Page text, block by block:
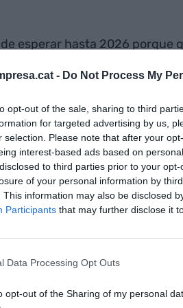
- Do Not Process My
opt-out of the sale, sharing to third
for targeted advertising by us,
selection. Please note that after your
interest-based ads based on
to third parties prior to your
of your personal information by
This information may also be disclosed
Participants that may further disclose it
Data Processing Opt Outs
opt-out of the Sharing of my personal
esperar hasta 2026 porque
para abordar la
que adoptarán algunas
las que ya están trabajando.
contacto con la
Teresa Ribera, para
los estados puedan
con el Banco Europeo de
una "plataforma europea
abordar la crisis de vivienda
plantea poner sobre la mesa
miembros de la UE